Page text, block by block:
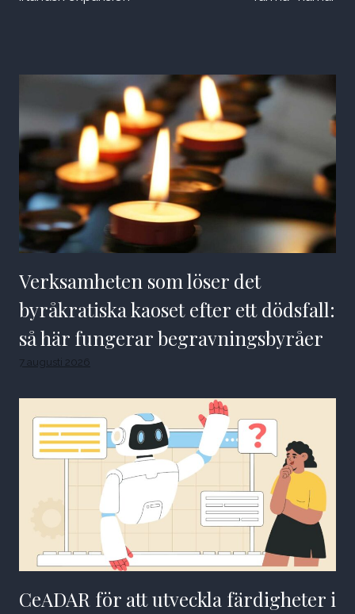
Verksamheten som löser det
byråkratiska kaoset efter ett dödsfall:
så här fungerar begravningsbyråer
7 augusti 2026
CeADAR för att utveckla färdigheter i